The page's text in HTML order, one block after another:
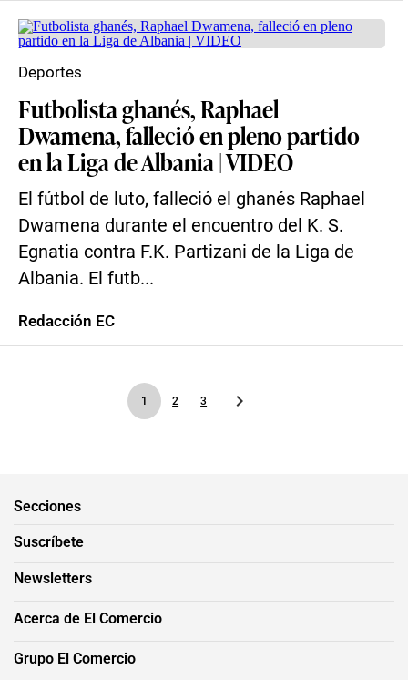
Futbolista ghanés, Raphael
Dwamena, falleció en pleno partido
en la Liga de Albania | VIDEO
El fútbol de luto, falleció el ghanés Raphael
Dwamena durante el encuentro del K. S.
Egnatia contra F.K. Partizani de la Liga de
Albania. El futb...
Deportes
Redacción EC
1 2 3
Secciones
Suscríbete
Newsletters
Acerca de El Comercio
Grupo El Comercio